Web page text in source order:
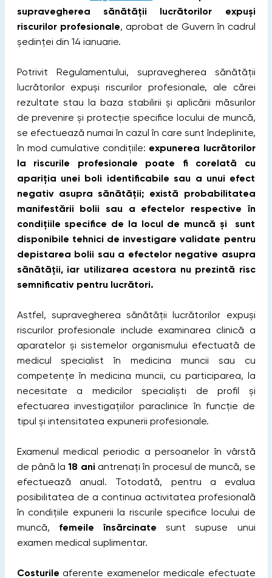
supravegherea sănătății lucrătorilor expuși
riscurilor profesionale, aprobat de Guvern în cadrul
ședinței din 14 ianuarie.
Potrivit Regulamentului, supravegherea sănătății
lucrătorilor expuși riscurilor profesionale, ale cărei
rezultate stau la baza stabilirii și aplicării măsurilor
de prevenire și protecție specifice locului de muncă,
se efectuează numai în cazul în care sunt îndeplinite,
în mod cumulative condițiile: expunerea lucrătorilor
la riscurile profesionale poate fi corelată cu
apariția unei boli identificabile sau a unui efect
negativ asupra sănătății; există probabilitatea
manifestării bolii sau a efectelor respective în
condițiile specifice de la locul de muncă și sunt
disponibile tehnici de investigare validate pentru
depistarea bolii sau a efectelor negative asupra
sănătății, iar utilizarea acestora nu prezintă risc
semnificativ pentru lucrători.
Astfel, supravegherea sănătății lucrătorilor expuși
riscurilor profesionale include examinarea clinică a
aparatelor și sistemelor organismului efectuată de
medicul specialist în medicina muncii sau cu
competențe în medicina muncii, cu participarea, la
necesitate a medicilor specialiști de profil și
efectuarea investigațiilor paraclinice în funcție de
tipul și intensitatea expunerii profesionale.
Examenul medical periodic a persoanelor în vârstă
de până la18 ani antrenați în procesul de muncă, se
efectuează anual. Totodată, pentru a evalua
posibilitatea de a continua activitatea profesională
în condițiile expunerii la riscurile specifice locului de
muncă, femeile însărcinate sunt supuse unui
examen medical suplimentar.
Costurile aferente examenelor medicale efectuate